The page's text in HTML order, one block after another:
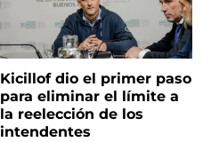
Kicillof dio el primer paso
para eliminar el límite a
la reelección de los
intendentes